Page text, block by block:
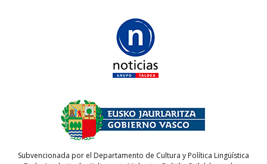
Subvencionada por el Departamento de Cultura y Política Lingüística